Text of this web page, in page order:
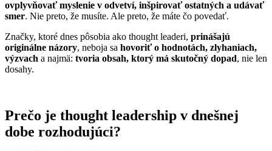
ovplyvňovať myslenie v odvetví, inšpirovať ostatných a udávať
smer. Nie preto, že musíte. Ale preto, že máte čo povedať.
Značky, ktoré dnes pôsobia ako thought leaderi, prinášajú
originálne názory, neboja sa hovoriť o hodnotách, zlyhaniach,
výzvach a najmä: tvoria obsah, ktorý má skutočný dopad, nie len
dosahy.
Prečo je thought leadership v dnešnej
dobe rozhodujúci?